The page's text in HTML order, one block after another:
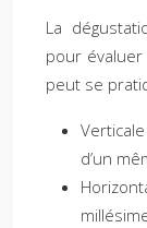
La
pour évaluer
peut se
d’un